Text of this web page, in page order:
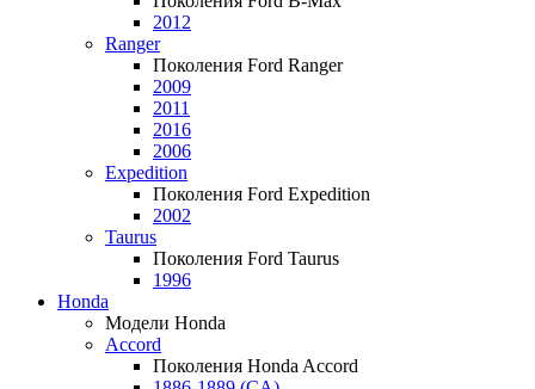
2012
Ranger
Поколения Ford Ranger
2009
2011
2016
2006
Expedition
Поколения Ford Expedition
2002
Taurus
Поколения Ford Taurus
1996
Honda
Модели Honda
Accord
Поколения Honda Accord